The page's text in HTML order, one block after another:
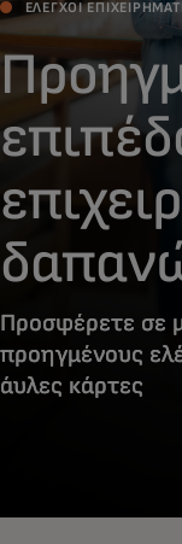
ΈΛΕΓΧΟΙ
Προσφέρετε σε
προηγμένους
άυλες κάρτες